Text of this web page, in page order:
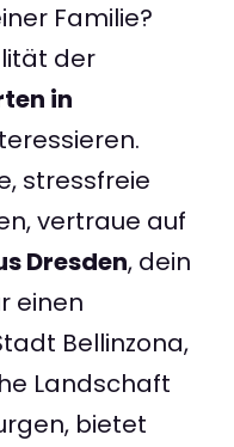
Familie?
der
in
stressfreie
vertraue auf
Dresden, dein
einen
Bellinzona,
Landschaft
bietet